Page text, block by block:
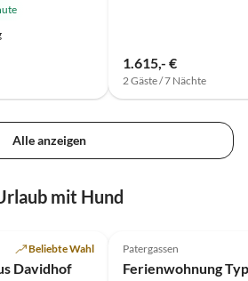
1.615,- €
2 Gäste / 7 Nächte
Alle anzeigen
mit Hund
Beliebte Wahl
Davidhof
Patergassen
Ferienwohnung